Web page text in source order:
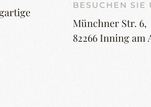
BESUCHEN SIE
Münchner Str. 6,
82266 Inning am